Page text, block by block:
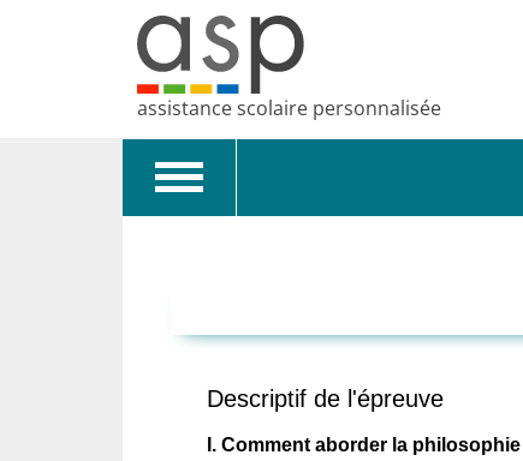
assistance scolaire personnalisée
Toggle
Descriptif de l'épreuve
I. Comment aborder la